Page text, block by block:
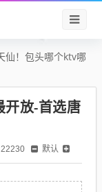
仙！包头哪个ktv哪
放-首选唐
22230 默认